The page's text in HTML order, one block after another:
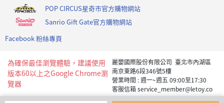
POP CIRCUS星奇市官方購物網站
Sanrio Gift Gate官方購物網站
Facebook 粉絲專頁
為確保最佳瀏覽體驗，建議使用
版本60以上之Google Chrome瀏
覽器
麗嬰國際股份有限公司 臺北市內湖區
南京東路6段346號5樓
營業時間 : 週一~週五 09:00至17:30
客服信箱 service_member@letoy.co